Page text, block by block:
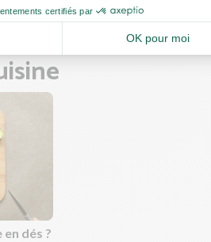
dés ?